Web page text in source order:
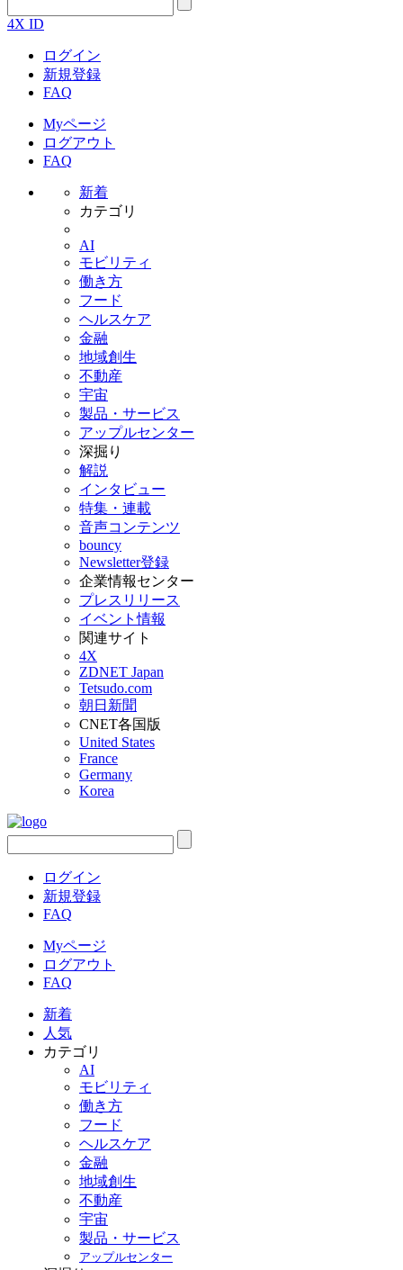
4X ID
ログイン
新規登録
FAQ
Myページ
ログアウト
FAQ
新着
カテゴリ
AI
モビリティ
働き方
フード
ヘルスケア
金融
地域創生
不動産
宇宙
製品・サービス
アップルセンター
深掘り
解説
インタビュー
特集・連載
音声コンテンツ
bouncy
Newsletter登録
企業情報センター
プレスリリース
イベント情報
関連サイト
4X
ZDNET Japan
Tetsudo.com
朝日新聞
CNET各国版
United States
France
Germany
Korea
ログイン
新規登録
FAQ
Myページ
ログアウト
FAQ
新着
人気
カテゴリ
AI
モビリティ
働き方
フード
ヘルスケア
金融
地域創生
不動産
宇宙
製品・サービス
アップルセンター